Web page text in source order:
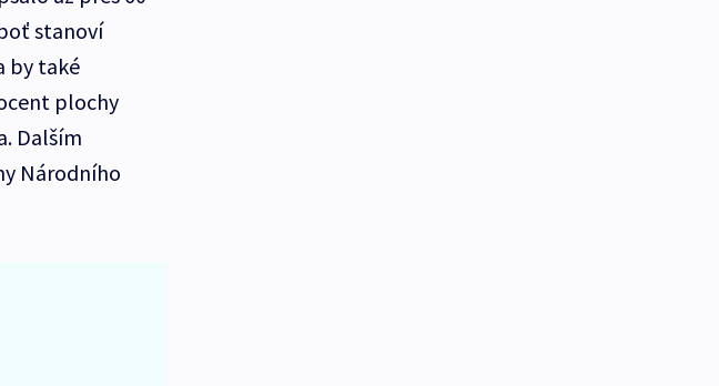
stanoví
by také
plochy
Dalším
Národního